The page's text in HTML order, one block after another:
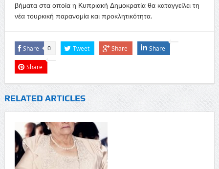
βήματα στα οποία η Κυπριακή Δημοκρατία θα καταγγείλει τη
νέα τουρκική παρανομία και προκλητικότητα.
Share 0 Tweet Share Share
Share
RELATED ARTICLES